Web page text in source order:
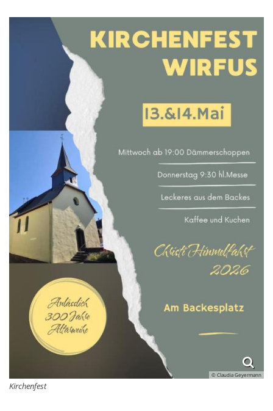
© Claudia Geyermann
Kirchenfest